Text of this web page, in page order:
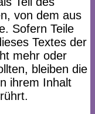
von dem aus
Sofern Teile
Textes der
mehr oder
bleiben die
ihrem Inhalt